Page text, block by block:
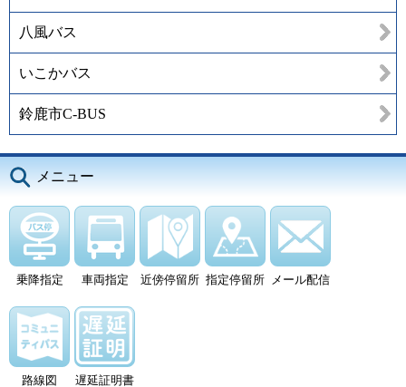
八風バス
いこかバス
鈴鹿市C-BUS
メニュー
乗降指定 車両指定 近傍停留所 指定停留所 メール配信
路線図 遅延証明書